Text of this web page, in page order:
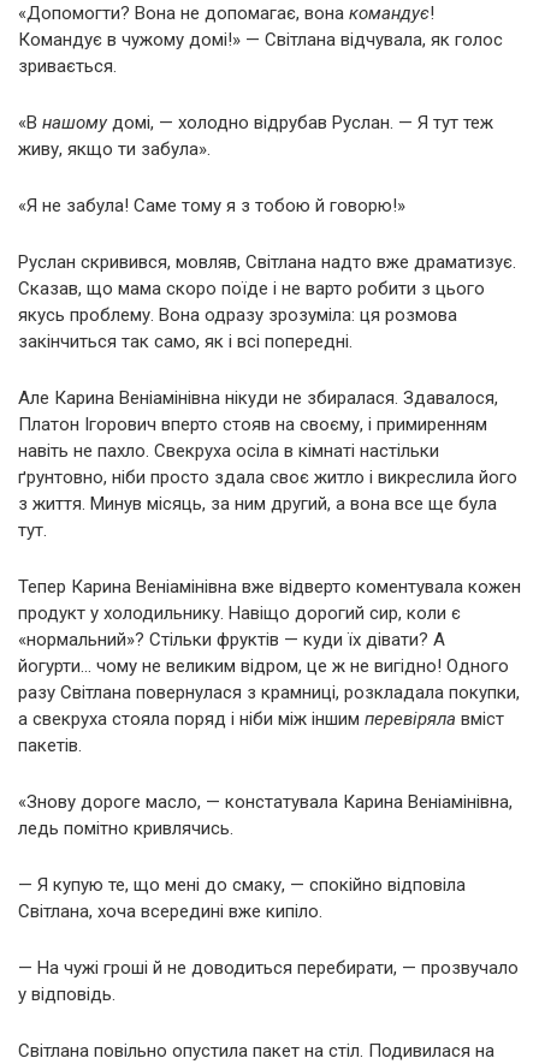
«Допомогти? Вона не допомагає, вона командує!
Командує в чужому домі!» — Світлана відчувала, як голос
зривається.
«В нашомудомі, — холодно відрубав Руслан. — Я тут теж
живу, якщо ти забула».
«Я не забула! Саме тому я з тобою й говорю!»
Руслан скривився, мовляв, Світлана надто вже драматизує.
Сказав, що мама скоро поїде і не варто робити з цього
якусь проблему. Вона одразу зрозуміла: ця розмова
закінчиться так само, як і всі попередні.
Але Карина Веніамінівна нікуди не збиралася. Здавалося,
Платон Ігорович вперто стояв на своєму, і примиренням
навіть не пахло. Свекруха осіла в кімнаті настільки
ґрунтовно, ніби просто здала своє житло і викреслила його
з життя. Минув місяць, за ним другий, а вона все ще була
тут.
Тепер Карина Веніамінівна вже відверто коментувала кожен
продукт у холодильнику. Навіщо дорогий сир, коли є
«нормальний»? Стільки фруктів — куди їх дівати? А
йогурти… чому не великим відром, це ж не вигідно! Одного
разу Світлана повернулася з крамниці, розкладала покупки,
а свекруха стояла поряд і ніби між іншим перевіряла вміст
пакетів.
«Знову дороге масло, — констатувала Карина Веніамінівна,
ледь помітно кривлячись.
— Я купую те, що мені до смаку, — спокійно відповіла
Світлана, хоча всередині вже кипіло.
— На чужі гроші й не доводиться перебирати, — прозвучало
у відповідь.
Світлана повільно опустила пакет на стіл. Подивилася на